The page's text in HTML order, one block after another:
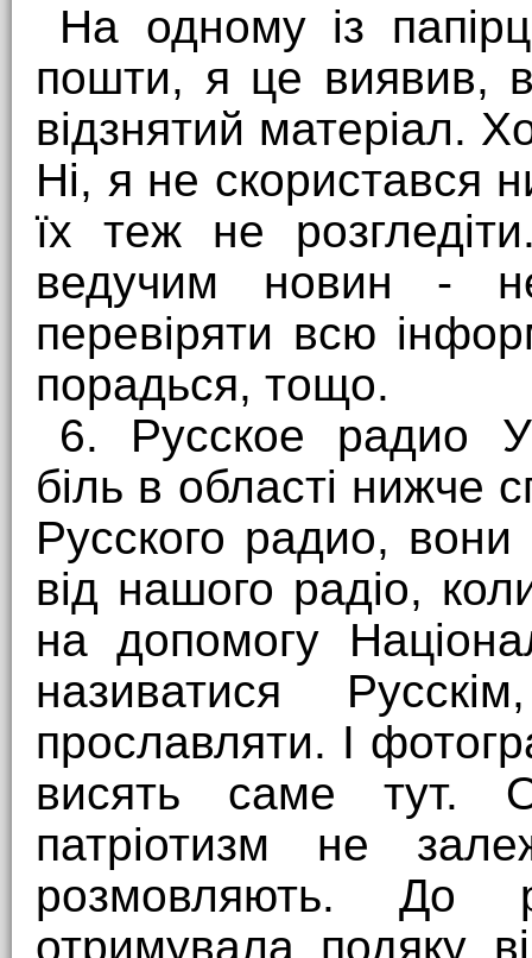
На одному із
пошти, я це виявив,
відзнятий матеріал.
Ні, я не скористався
їх теж не
ведучим новин -
перевіряти всю
порадься, тощо.
6. Русское радио
біль в області нижче
Русского радио, вони
від нашого радіо,
на допомогу
називатися
прославляти. І
висять саме
патріотизм не
розмовляють. До
отримувала подяку